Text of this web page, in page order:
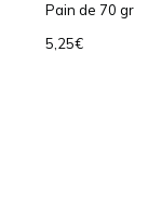
Pain de 70 gr
5,25€